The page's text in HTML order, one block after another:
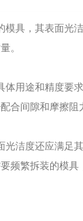
模具，其表面光
。
体用途和精度要
合间隙和摩擦阻
光洁度还应满足
频繁拆装的模具